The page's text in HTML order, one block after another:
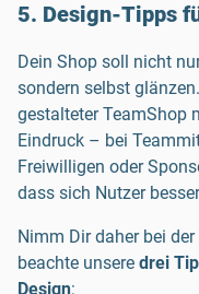
5. Design-Tipps
Dein Shop soll nicht
sondern selbst
gestalteter TeamShop
Eindruck – bei
Freiwilligen oder
dass sich Nutzer
Nimm Dir daher bei
beachte unsere drei
Design: